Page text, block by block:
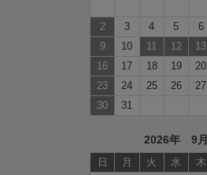
2
3 4 5 6
9
10 11 12 13
16
17 18 19 20
23
24 25 26 27
30
31
2026年 9月
日 月 火 水 木